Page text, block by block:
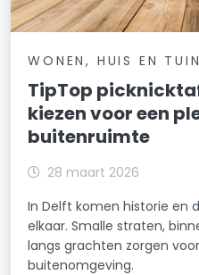
WONEN, HUIS EN TUIN
TipTop
kiezen voor een
buitenruimte
28 maart 2026
In Delft komen historie en
elkaar. Smalle straten,
langs grachten zorgen
buitenomgeving.